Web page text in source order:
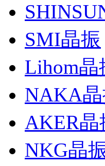
SMI晶振
Lihom晶
NAKA
AKER晶
NKG晶